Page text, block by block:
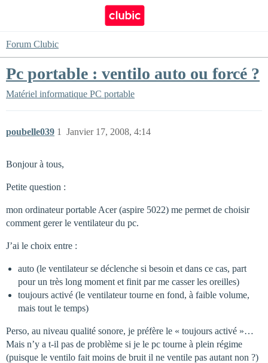
Forum Clubic
Pc portable : ventilo auto ou forcé ?
Matériel informatique PC portable
poubelle039 Janvier 17, 2008, 4:14
1
Bonjour à tous,
Petite question :
mon ordinateur portable Acer (aspire 5022) me permet de choisir
comment gerer le ventilateur du pc.
J’ai le choix entre :
auto (le ventilateur se déclenche si besoin et dans ce cas, part
pour un très long moment et finit par me casser les oreilles)
toujours activé (le ventilateur tourne en fond, à faible volume,
mais tout le temps)
Perso, au niveau qualité sonore, je préfère le « toujours activé »…
Mais n’y a t-il pas de problème si je le pc tourne à plein régime
(puisque le ventilo fait moins de bruit il ne ventile pas autant non ?)